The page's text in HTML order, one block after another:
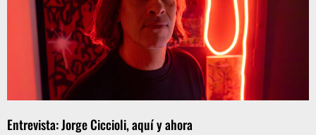
Entrevista: Jorge Ciccioli, aquí y ahora